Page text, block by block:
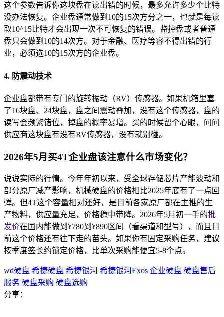
这个参数告诉你这块盘在读出错的时候，最多允许多少个比特
没办法恢复。企业盘通常做到10的15次方分之一，也就是每读
取10^15比特才会出现一次不可恢复的错误。监控盘或者普通
盘只会做到10的14次方。对于金融、医疗等容不得出错的行
业，必须选10的15次方的企业盘。
4. 防震动技术
企业盘都带有专门的旋转振动（RV）传感器。如果机箱里塞
了16块盘、24块盘，盘之间震动叠加，没有这个传感器，盘的
读写会频繁错位，掉盘的概率暴增。买的时候留个心眼，问问
供应商这块盘有没有RV传感器，没有就别碰。
2026年5月买4T企业盘该注意什么市场变化？
说说实际的行情。今年年初以来，受全球存储芯片产能波动和
部分原厂减产影响，机械硬盘的价格相比2025年底有了一点回
弹。但4T这个容量相对还好，是目前各家原厂都在主推的生
产物料，供应量充足，价格稳中带降。2026年5月初一手的批
发价在国内能做到¥780到¥890区间（看渠道和型号），而且目
前这个价格还有往下走的苗头。如果你有固定采购任务，建议
按季度签长约锁定价格，比单次采购能便宜5-8个点。
wd硬盘 希捷硬盘 希捷银河 希捷银河Exos 企业硬盘 硬盘售后
服务 硬盘采购 硬盘选购
分享：